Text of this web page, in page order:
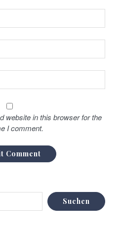
website in this browser for the
I comment.
Suchen